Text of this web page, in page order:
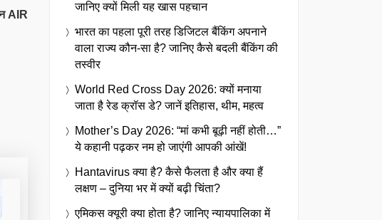
AIR
जानिए क्यों मिली यह खास पहचान
भारत का पहला पूरी तरह डिजिटल बैंकिंग अपनाने
वाला राज्य कौन-सा है? जानिए कैसे बदली बैंकिंग की
तस्वीर
World Red Cross Day 2026: क्यों मनाया
जाता है रेड क्रॉस डे? जानें इतिहास, थीम, महत्व
Mother’s Day 2026: “मां कभी बूढ़ी नहीं होती…”
ये कहानी पढ़कर नम हो जाएंगी आपकी आंखें!
Hantavirus क्या है? कैसे फैलता है और क्या हैं
लक्षण – दुनिया भर में क्यों बढ़ी चिंता?
एमिकस क्यूरी क्या होता है? जानिए न्यायपालिका में